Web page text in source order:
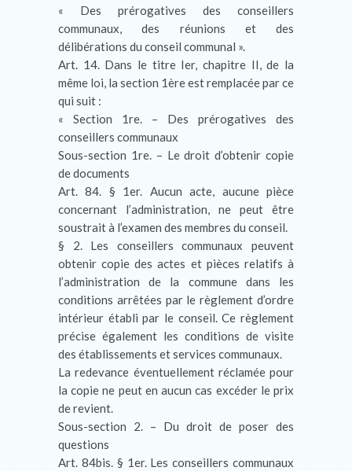
« Des prérogatives des conseillers
communaux, des réunions et des
délibérations du conseil communal ».
Art. 14. Dans le titre Ier, chapitre II, de la
même loi, la section 1ère est remplacée par ce
qui suit :
« Section 1re. – Des prérogatives des
conseillers communaux
Sous-section 1re. – Le droit d’obtenir copie
de documents
Art. 84. § 1er. Aucun acte, aucune pièce
concernant l’administration, ne peut être
soustrait à l’examen des membres du conseil.
§ 2. Les conseillers communaux peuvent
obtenir copie des actes et pièces relatifs à
l’administration de la commune dans les
conditions arrêtées par le règlement d’ordre
intérieur établi par le conseil. Ce règlement
précise également les conditions de visite
des établissements et services communaux.
La redevance éventuellement réclamée pour
la copie ne peut en aucun cas excéder le prix
de revient.
Sous-section 2. – Du droit de poser des
questions
Art. 84bis. § 1er. Les conseillers communaux